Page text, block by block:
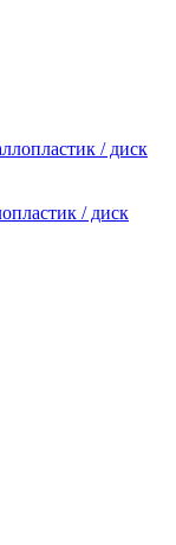
/ диск